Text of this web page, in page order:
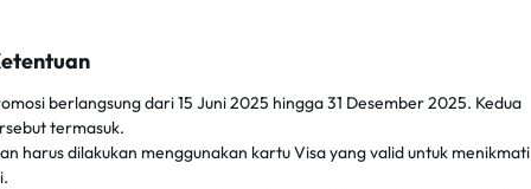
berlangsung dari 15 Juni 2025 hingga 31 Desember 2025. Kedua
termasuk.
harus dilakukan menggunakan kartu Visa yang valid untuk menikmati